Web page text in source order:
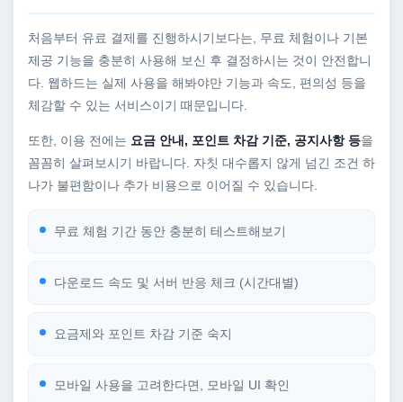
처음부터 유료 결제를 진행하시기보다는, 무료 체험이나 기본
제공 기능을 충분히 사용해 보신 후 결정하시는 것이 안전합니
다. 웹하드는 실제 사용을 해봐야만 기능과 속도, 편의성 등을
체감할 수 있는 서비스이기 때문입니다.
또한, 이용 전에는 요금 안내, 포인트 차감 기준, 공지사항 등을
꼼꼼히 살펴보시기 바랍니다. 자칫 대수롭지 않게 넘긴 조건 하
나가 불편함이나 추가 비용으로 이어질 수 있습니다.
무료 체험 기간 동안 충분히 테스트해보기
다운로드 속도 및 서버 반응 체크 (시간대별)
요금제와 포인트 차감 기준 숙지
모바일 사용을 고려한다면, 모바일 UI 확인